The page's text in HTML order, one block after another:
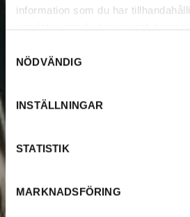
information som du har
samlat in när du har använt deras
NÖDVÄNDIG
INSTÄLLNINGAR
STATISTIK
MARKNADSFÖRING